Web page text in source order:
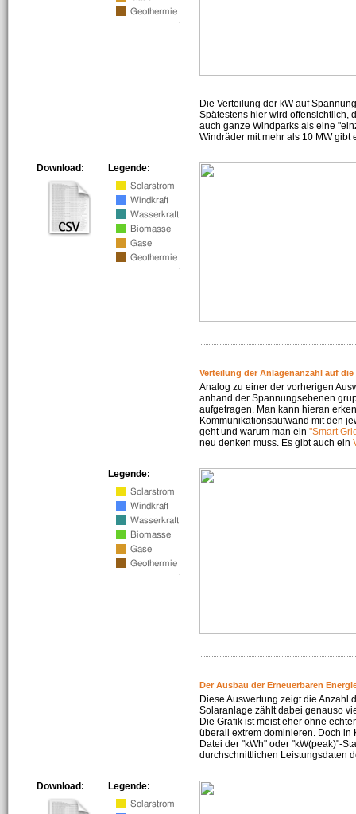
Die Verteilung der kW auf
Spätestens hier wird offensichtlich,
auch ganze Windparks als eine
Windräder mit mehr als 10 MW gibt
Legende:
Download:
Verteilung der Anlagenanzahl auf die
Analog zu einer der vorherigen
anhand der Spannungsebenen
aufgetragen. Man kann hieran
Kommunikationsaufwand mit den
geht und warum man ein "Smart
neu denken muss. Es gibt auch ein
Legende:
Der Ausbau der Erneuerbaren
Diese Auswertung zeigt die Anzahl
Solaranlage zählt dabei genauso
Die Grafik ist meist eher ohne
überall extrem dominieren. Doch in
Datei der "kWh" oder "kW(peak)"-
durchschnittlichen Leistungsdaten
Legende:
Download: